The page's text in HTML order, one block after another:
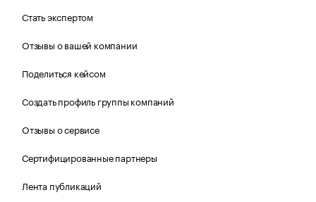
Стать экспертом
Отзывы о вашей компании
Поделиться кейсом
Создать профиль группы компаний
Отзывы о сервисе
Сертифицированные партнеры
Лента публикаций